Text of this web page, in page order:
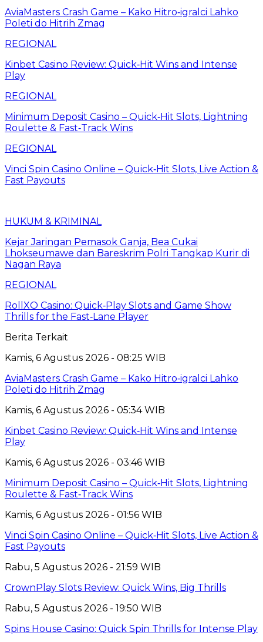
AviaMasters Crash Game – Kako Hitro‑igralci Lahko
Poleti do Hitrih Zmag
REGIONAL
Kinbet Casino Review: Quick‑Hit Wins and Intense
Play
REGIONAL
Minimum Deposit Casino – Quick‑Hit Slots, Lightning
Roulette & Fast‑Track Wins
REGIONAL
Vinci Spin Casino Online – Quick‑Hit Slots, Live Action &
Fast Payouts
HUKUM & KRIMINAL
Kejar Jaringan Pemasok Ganja, Bea Cukai
Lhokseumawe dan Bareskrim Polri Tangkap Kurir di
Nagan Raya
REGIONAL
RollXO Casino: Quick‑Play Slots and Game Show
Thrills for the Fast‑Lane Player
Berita Terkait
Kamis, 6 Agustus 2026 - 08:25 WIB
AviaMasters Crash Game – Kako Hitro‑igralci Lahko
Poleti do Hitrih Zmag
Kamis, 6 Agustus 2026 - 05:34 WIB
Kinbet Casino Review: Quick‑Hit Wins and Intense
Play
Kamis, 6 Agustus 2026 - 03:46 WIB
Minimum Deposit Casino – Quick‑Hit Slots, Lightning
Roulette & Fast‑Track Wins
Kamis, 6 Agustus 2026 - 01:56 WIB
Vinci Spin Casino Online – Quick‑Hit Slots, Live Action &
Fast Payouts
Rabu, 5 Agustus 2026 - 21:59 WIB
CrownPlay Slots Review: Quick Wins, Big Thrills
Rabu, 5 Agustus 2026 - 19:50 WIB
Spins House Casino: Quick Spin Thrills for Intense Play